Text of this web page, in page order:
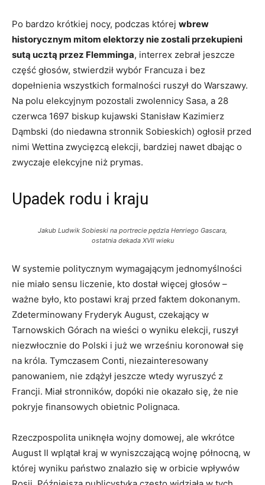
Po bardzo krótkiej nocy, podczas której wbrew
historycznym mitom elektorzy nie zostali przekupieni
sutą ucztą przez Flemminga, interrex zebrał jeszcze
część głosów, stwierdził wybór Francuza i bez
dopełnienia wszystkich formalności ruszył do Warszawy.
Na polu elekcyjnym pozostali zwolennicy Sasa, a 28
czerwca 1697 biskup kujawski Stanisław Kazimierz
Dąmbski (do niedawna stronnik Sobieskich) ogłosił przed
nimi Wettina zwycięzcą elekcji, bardziej nawet dbając o
zwyczaje elekcyjne niż prymas.
Upadek rodu i kraju
Jakub Ludwik Sobieski na portrecie pędzla Henriego Gascara,
ostatnia dekada XVII wieku
W systemie politycznym wymagającym jednomyślności
nie miało sensu liczenie, kto dostał więcej głosów –
ważne było, kto postawi kraj przed faktem dokonanym.
Zdeterminowany Fryderyk August, czekający w
Tarnowskich Górach na wieści o wyniku elekcji, ruszył
niezwłocznie do Polski i już we wrześniu koronował się
na króla. Tymczasem Conti, niezainteresowany
panowaniem, nie zdążył jeszcze wtedy wyruszyć z
Francji. Miał stronników, dopóki nie okazało się, że nie
pokryje finansowych obietnic Polignaca.
Rzeczpospolita uniknęła wojny domowej, ale wkrótce
August II wplątał kraj w wyniszczającą wojnę północną, w
której wyniku państwo znalazło się w orbicie wpływów